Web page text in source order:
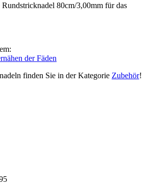
80cm/3,00mm für das
der Fäden
finden Sie in der Kategorie Zubehör!